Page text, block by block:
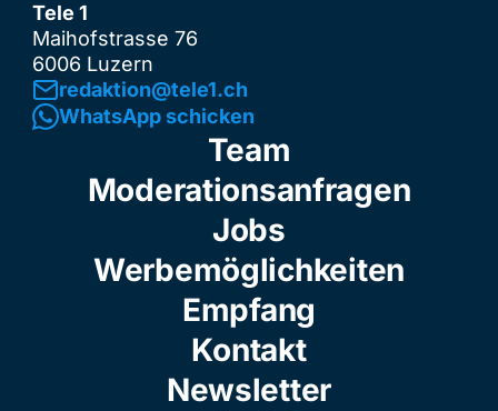
Tele 1
Maihofstrasse 76
6006 Luzern
redaktion@tele1.ch
WhatsApp schicken
Team
Moderationsanfragen
Jobs
Werbemöglichkeiten
Empfang
Kontakt
Newsletter